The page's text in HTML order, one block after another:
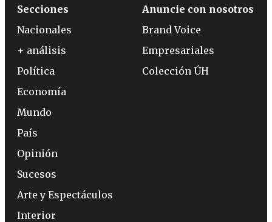
Secciones
Nacionales
+ análisis
Política
Economía
Mundo
País
Opinión
Sucesos
Arte y Espectáculos
Interior
Anuncie con nosotros
Brand Voice
Empresariales
Colección ÚH